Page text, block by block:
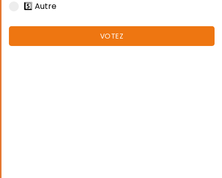
5️⃣ Autre
VOTEZ